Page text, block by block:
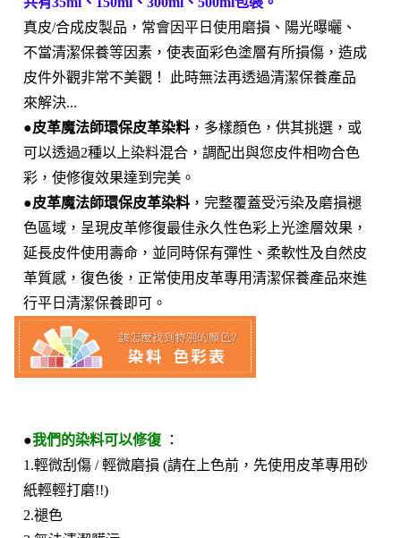
真皮/合成皮製品，常會因平日使用磨損、陽光曝曬、
不當清潔保養等因素，使表面彩色塗層有所損傷，造成
皮件外觀非常不美觀！ 此時無法再透過清潔保養產品
來解決...
●皮革魔法師環保皮革染料 ，多樣顏色，供其挑選，或
可以透過2種以上染料混合，調配出與您皮件相吻合色
彩，使修復效果達到完美。
●皮革魔法師環保皮革染料 ，完整覆蓋受污染及磨損褪
色區域，呈現皮革修復最佳永久性色彩上光塗層效果，
延長皮件使用壽命，並同時保有彈性、柔軟性及自然皮
革質感，復色後，正常使用皮革專用清潔保養產品來進
行平日清潔保養即可。
●我們的染料可以修復 ：
1.輕微刮傷 / 輕微磨損 (請在上色前，先使用皮革專用砂
紙輕輕打磨!!)
2.褪色